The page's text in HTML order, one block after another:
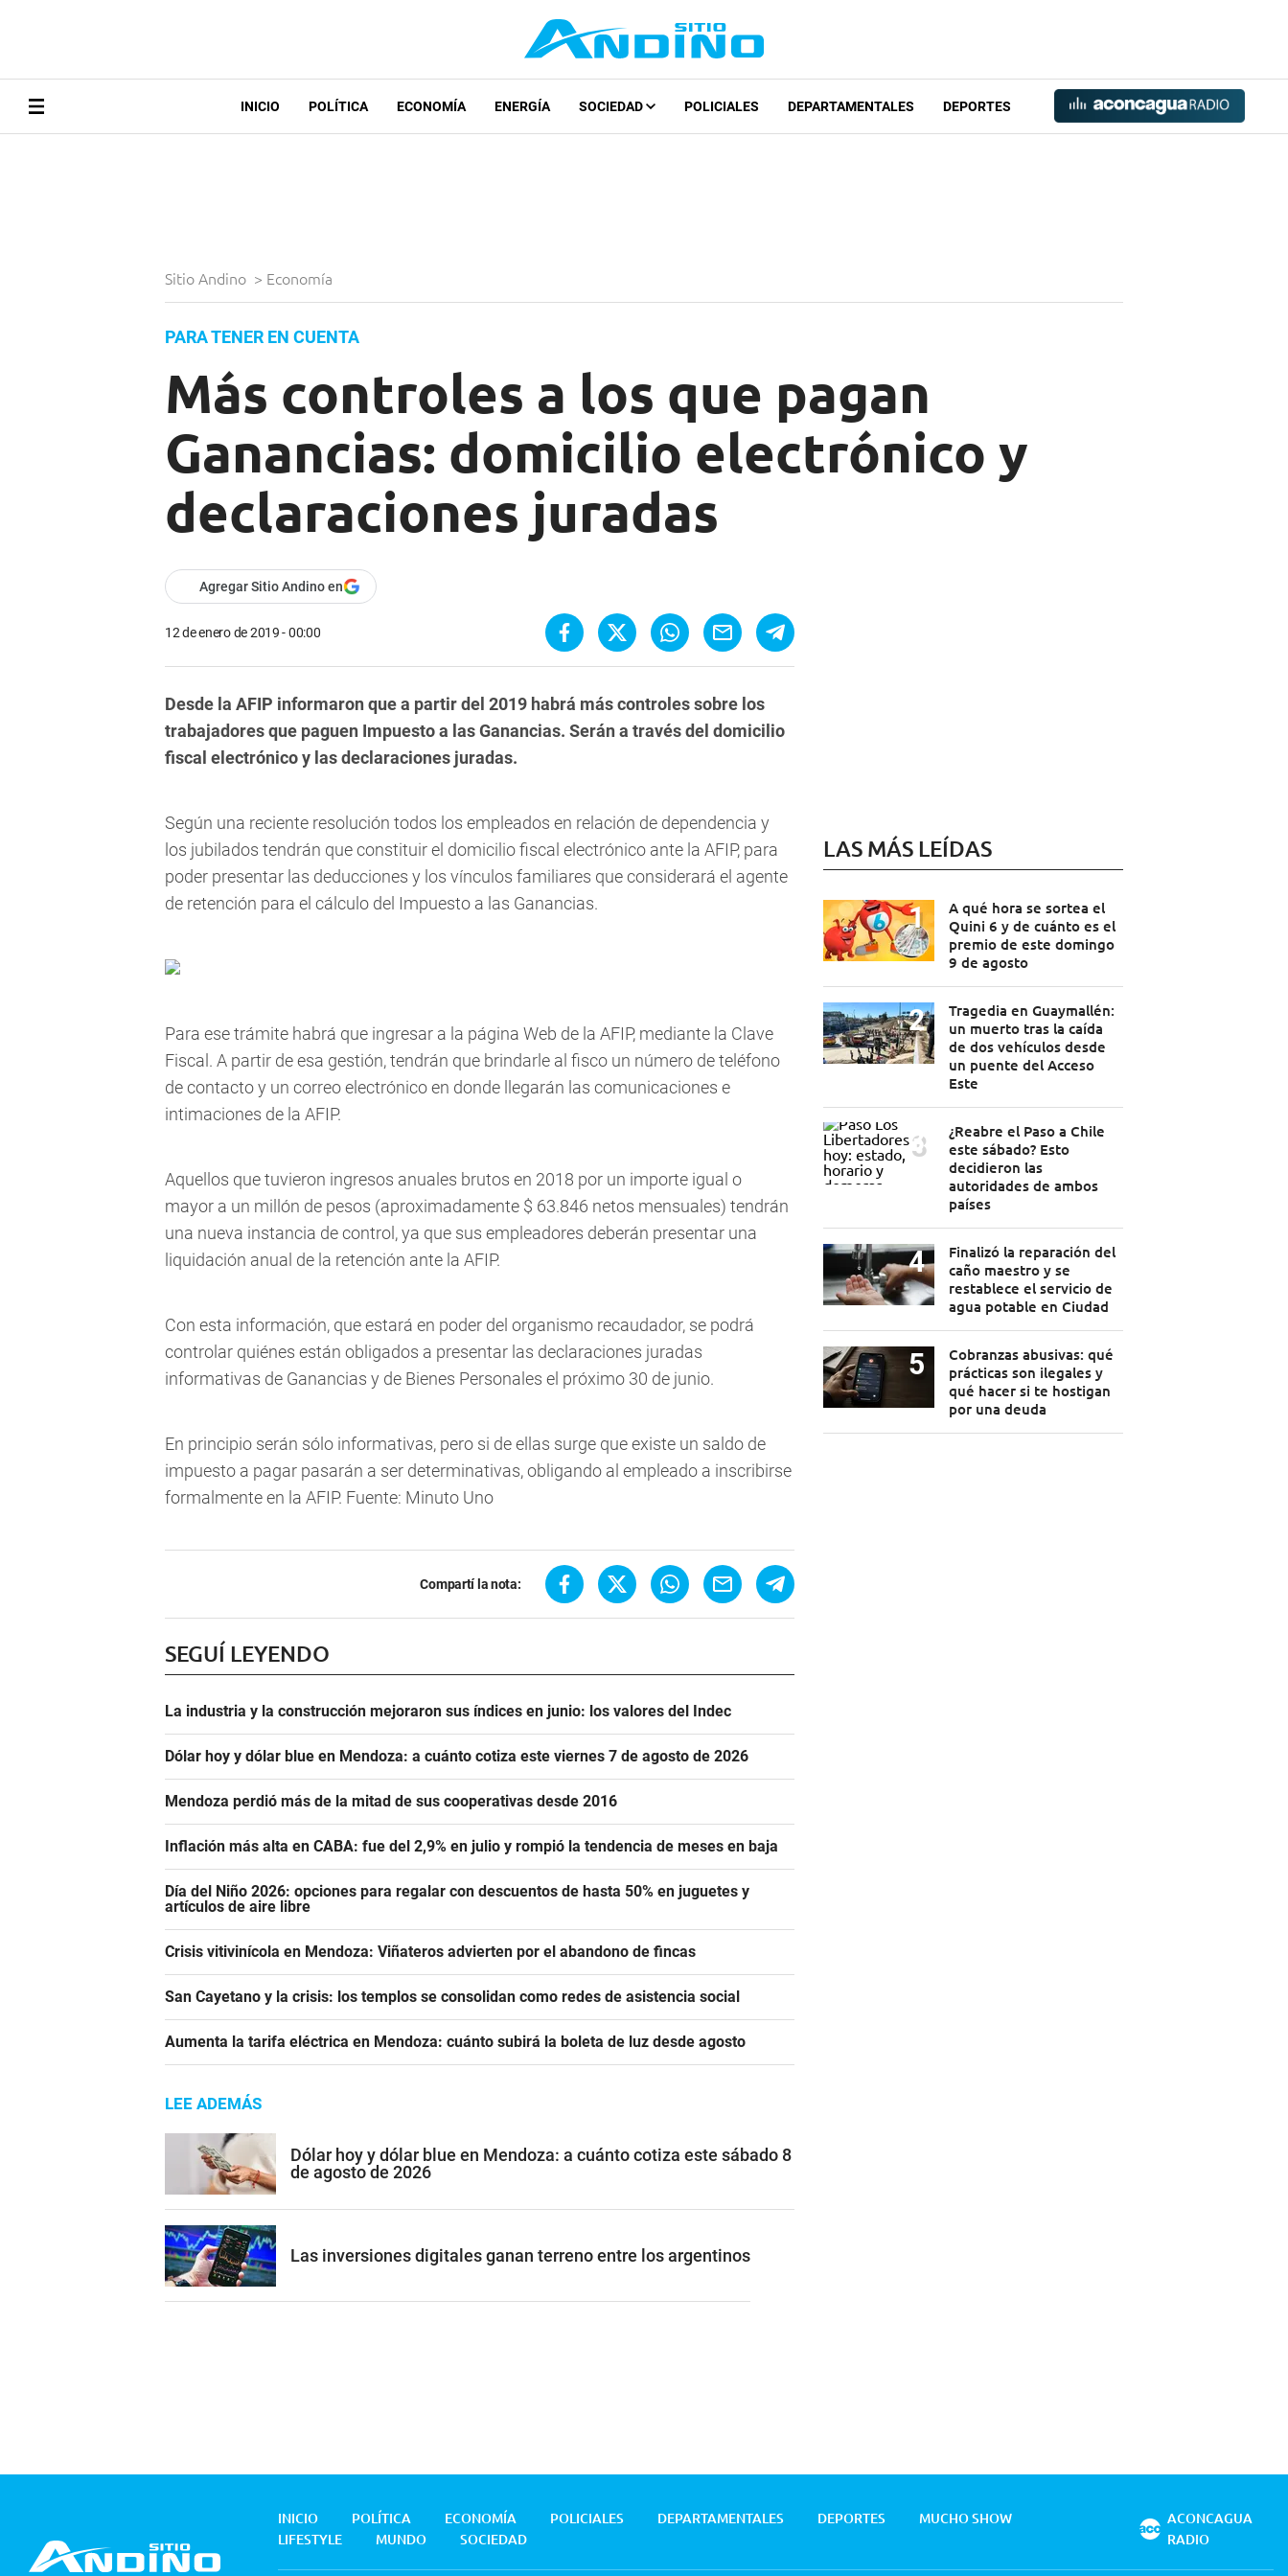
INICIO POLÍTICA ECONOMÍA ENERGÍA SOCIEDAD POLICIALES DEPARTAMENTALES DEPORTES
Sitio Andino > Economía
PARA TENER EN CUENTA
Más controles a los que pagan
Ganancias: domicilio electrónico y
declaraciones juradas
Agregar Sitio Andino en
12 de enero de 2019 - 00:00
Desde la AFIP informaron que a partir del 2019 habrá más controles sobre los
trabajadores que paguen Impuesto a las Ganancias. Serán a través del domicilio
fiscal electrónico y las declaraciones juradas.
Según una reciente resolución todos los empleados en relación de dependencia y
los jubilados tendrán que constituir el domicilio fiscal electrónico ante la AFIP, para
poder presentar las deducciones y los vínculos familiares que considerará el agente
de retención para el cálculo del Impuesto a las Ganancias.
Para ese trámite habrá que ingresar a la página Web de la AFIP, mediante la Clave
Fiscal. A partir de esa gestión, tendrán que brindarle al fisco un número de teléfono
de contacto y un correo electrónico en donde llegarán las comunicaciones e
intimaciones de la AFIP.
Aquellos que tuvieron ingresos anuales brutos en 2018 por un importe igual o
mayor a un millón de pesos (aproximadamente $ 63.846 netos mensuales) tendrán
una nueva instancia de control, ya que sus empleadores deberán presentar una
liquidación anual de la retención ante la AFIP.
Con esta información, que estará en poder del organismo recaudador, se podrá
controlar quiénes están obligados a presentar las declaraciones juradas
informativas de Ganancias y de Bienes Personales el próximo 30 de junio.
En principio serán sólo informativas, pero si de ellas surge que existe un saldo de
impuesto a pagar pasarán a ser determinativas, obligando al empleado a inscribirse
formalmente en la AFIP. Fuente: Minuto Uno
Compartí la nota:
SEGUÍ LEYENDO
La industria y la construcción mejoraron sus índices en junio: los valores del Indec
Dólar hoy y dólar blue en Mendoza: a cuánto cotiza este viernes 7 de agosto de 2026
Mendoza perdió más de la mitad de sus cooperativas desde 2016
Inflación más alta en CABA: fue del 2,9% en julio y rompió la tendencia de meses en baja
Día del Niño 2026: opciones para regalar con descuentos de hasta 50% en juguetes y
artículos de aire libre
Crisis vitivinícola en Mendoza: Viñateros advierten por el abandono de fincas
San Cayetano y la crisis: los templos se consolidan como redes de asistencia social
Aumenta la tarifa eléctrica en Mendoza: cuánto subirá la boleta de luz desde agosto
LEE ADEMÁS
Dólar hoy y dólar blue en Mendoza: a cuánto cotiza este sábado 8
de agosto de 2026
Las inversiones digitales ganan terreno entre los argentinos
LAS MÁS LEÍDAS
A qué hora se sortea el
Quini 6 y de cuánto es el
premio de este domingo
9 de agosto
Tragedia en Guaymallén:
un muerto tras la caída
de dos vehículos desde
un puente del Acceso
Este
¿Reabre el Paso a Chile
este sábado? Esto
decidieron las
autoridades de ambos
países
Finalizó la reparación del
caño maestro y se
restablece el servicio de
agua potable en Ciudad
Cobranzas abusivas: qué
prácticas son ilegales y
qué hacer si te hostigan
por una deuda
INICIO POLÍTICA ECONOMÍA POLICIALES DEPARTAMENTALES DEPORTES
MUCHO SHOW
LIFESTYLE
MUNDO SOCIEDAD
ACONCAGUA
RADIO